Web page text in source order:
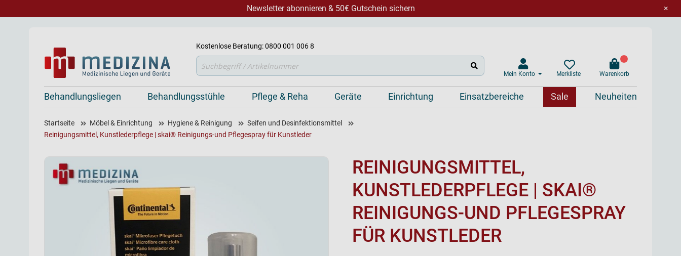
×
Newsletter abonnieren & 50€ Gutschein sichern
Kostenlose Beratung: 0800 001 006 8
Mein Konto Merkliste Warenkorb
Suche
Behandlungsliegen Behandlungsstühle Pflege & Reha Geräte Einrichtung Einsatzbereiche Sale Neuheiten
Startseite Möbel & Einrichtung Hygiene & Reinigung
Seifen und Desinfektionsmittel
Reinigungsmittel, Kunstlederpflege | skai® Reinigungs-und Pflegespray für Kunstleder
REINIGUNGSMITTEL,
KUNSTLEDERPFLEGE | SKAI®
REINIGUNGS-UND PFLEGESPRAY
FÜR KUNSTLEDER